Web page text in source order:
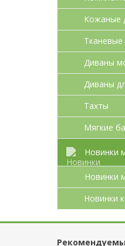
Кожаные
Диваны
Диваны
Тахты
Мягкие
Новинки
Новинки
Новинки